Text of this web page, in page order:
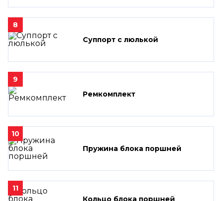
8
Суппорт с люлькой
9
Ремкомплект
10
Пружина блока поршней
11
Кольцо блока поршней